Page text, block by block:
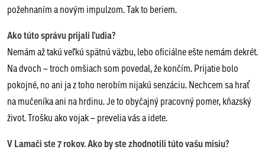
požehnaním a novým impulzom. Tak to beriem.
Ako túto správu prijali ľudia?
Nemám až takú veľkú spätnú väzbu, lebo oficiálne ešte nemám dekrét.
Na dvoch – troch omšiach som povedal, že končím. Prijatie bolo
pokojné, no ani ja z toho nerobím nijakú senzáciu. Nechcem sa hrať
na mučeníka ani na hrdinu. Je to obyčajný pracovný pomer, kňazský
život. Trošku ako vojak – prevelia vás a idete.
V Lamači ste 7 rokov. Ako by ste zhodnotili túto vašu misiu?